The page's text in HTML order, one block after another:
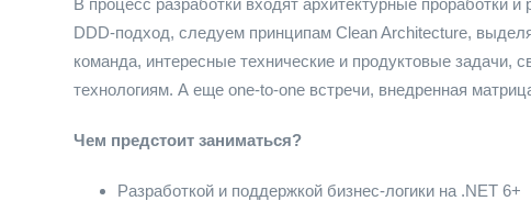
В процесс разработки входят архитектурные проработки
DDD-подход, следуем принципам Clean Architecture,
команда, интересные технические и продуктовые задачи,
технологиям. А еще one-to-one встречи, внедренная
Чем предстоит заниматься?
Разработкой и поддержкой бизнес-логики на .NET 6+